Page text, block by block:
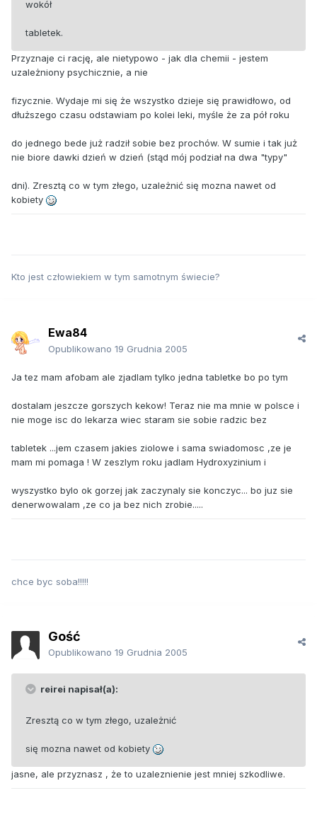
wokół
tabletek.
Przyznaje ci rację, ale nietypowo - jak dla chemii - jestem
uzależniony psychicznie, a nie
fizycznie. Wydaje mi się że wszystko dzieje się prawidłowo, od
dłuższego czasu odstawiam po kolei leki, myśle że za pół roku
do jednego bede już radził sobie bez prochów. W sumie i tak już
nie biore dawki dzień w dzień (stąd mój podział na dwa "typy"
dni). Zresztą co w tym złego, uzależnić się mozna nawet od
kobiety
Kto jest człowiekiem w tym samotnym świecie?
Ewa84
Opublikowano 19 Grudnia 2005
Ja tez mam afobam ale zjadlam tylko jedna tabletke bo po tym
dostalam jeszcze gorszych kekow! Teraz nie ma mnie w polsce i
nie moge isc do lekarza wiec staram sie sobie radzic bez
tabletek ...jem czasem jakies ziolowe i sama swiadomosc ,ze je
mam mi pomaga ! W zeszlym roku jadlam Hydroxyzinium i
wyszystko bylo ok gorzej jak zaczynaly sie konczyc... bo juz sie
denerwowalam ,ze co ja bez nich zrobie.....
chce byc soba!!!!!
Gość
Opublikowano 19 Grudnia 2005
reirei napisał(a):
Zresztą co w tym złego, uzależnić
się mozna nawet od kobiety
jasne, ale przyznasz , że to uzaleznienie jest mniej szkodliwe.